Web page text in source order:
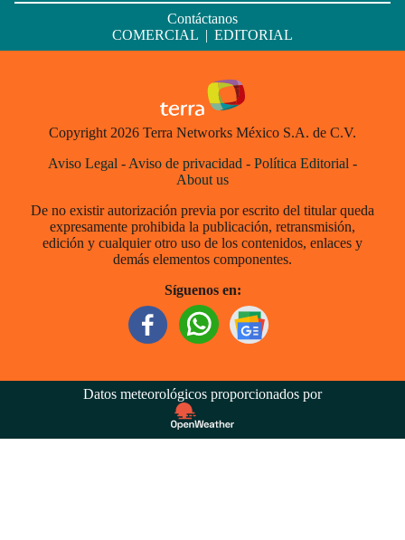
Contáctanos
COMERCIAL | EDITORIAL
Copyright 2026 Terra Networks México S.A. de C.V.
Aviso Legal - Aviso de privacidad - Política Editorial -
About us
De no existir autorización previa por escrito del titular queda
expresamente prohibida la publicación, retransmisión,
edición y cualquier otro uso de los contenidos, enlaces y
demás elementos componentes.
Síguenos en:
Datos meteorológicos proporcionados por